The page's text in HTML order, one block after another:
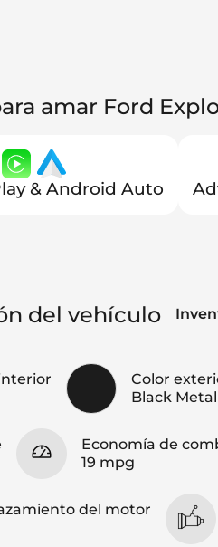
amar Ford
& Android Auto
del vehículo
Color
Black
Economía de
19 mpg
del motor